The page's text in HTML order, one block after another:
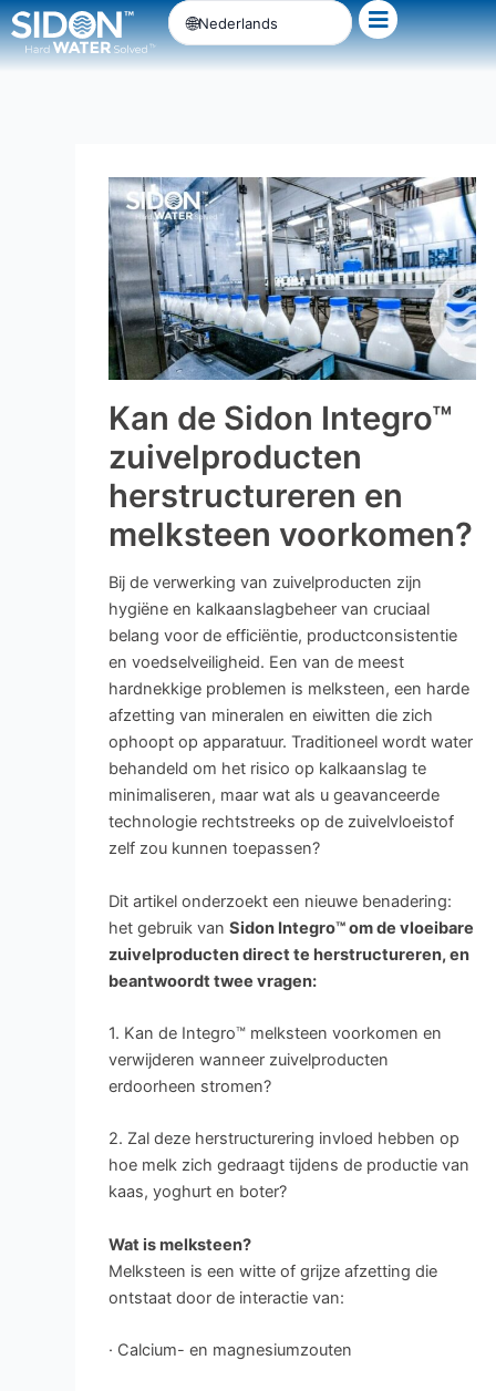
Ga
naar
de
Nederlands
Kan de Sidon Integro™
zuivelproducten
herstructureren en
melksteen voorkomen?
Bij de verwerking van zuivelproducten zijn
hygiëne en kalkaanslagbeheer van cruciaal
belang voor de efficiëntie, productconsistentie
en voedselveiligheid. Een van de meest
hardnekkige problemen is melksteen, een harde
afzetting van mineralen en eiwitten die zich
ophoopt op apparatuur. Traditioneel wordt water
behandeld om het risico op kalkaanslag te
minimaliseren, maar wat als u geavanceerde
technologie rechtstreeks op de zuivelvloeistof
zelf zou kunnen toepassen?
Dit artikel onderzoekt een nieuwe benadering:
het gebruik van Sidon Integro™ om de vloeibare
zuivelproducten direct te herstructureren, en
beantwoordt twee vragen:
1. Kan de Integro™ melksteen voorkomen en
verwijderen wanneer zuivelproducten
erdoorheen stromen?
2. Zal deze herstructurering invloed hebben op
hoe melk zich gedraagt tijdens de productie van
kaas, yoghurt en boter?
Wat is melksteen?
Melksteen is een witte of grijze afzetting die
ontstaat door de interactie van:
· Calcium- en magnesiumzouten